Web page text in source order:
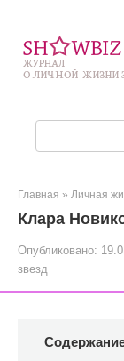
контенту
Главная » Личная
Клара
Опубликовано:
звезд